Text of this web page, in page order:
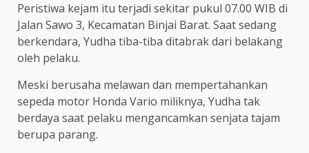
Peristiwa kejam itu terjadi sekitar pukul 07.00 WIB di
Jalan Sawo 3, Kecamatan Binjai Barat. Saat sedang
berkendara, Yudha tiba-tiba ditabrak dari belakang
oleh pelaku.
Meski berusaha melawan dan mempertahankan
sepeda motor Honda Vario miliknya, Yudha tak
berdaya saat pelaku mengancamkan senjata tajam
berupa parang.